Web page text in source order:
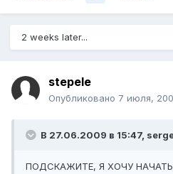
2 weeks later...
stepele
Опубликовано 7 июля,
В 27.06.2009 в 15:47,
ПОДСКАЖИТЕ, Я ХОЧУ